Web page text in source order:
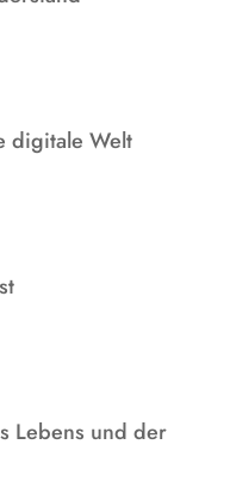
digitale Welt
Lebens und der